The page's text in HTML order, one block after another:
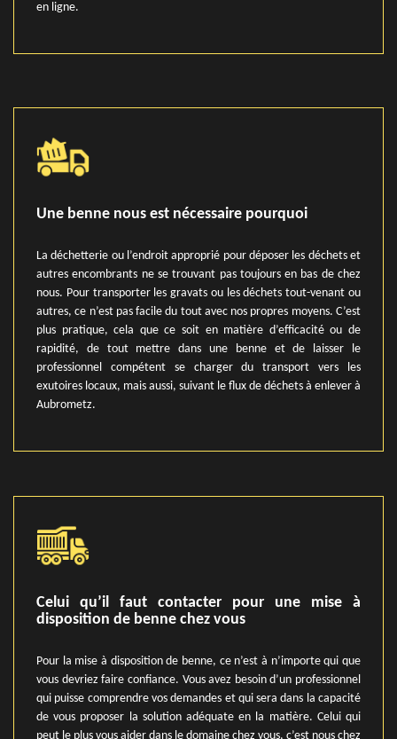
en ligne.
Une benne nous est nécessaire pourquoi
La déchetterie ou l’endroit approprié pour déposer les déchets et
autres encombrants ne se trouvant pas toujours en bas de chez
nous. Pour transporter les gravats ou les déchets tout-venant ou
autres, ce n’est pas facile du tout avec nos propres moyens. C’est
plus pratique, cela que ce soit en matière d’efficacité ou de
rapidité, de tout mettre dans une benne et de laisser le
professionnel compétent se charger du transport vers les
exutoires locaux, mais aussi, suivant le flux de déchets à enlever à
Aubrometz.
Celui qu’il faut contacter pour une mise à
disposition de benne chez vous
Pour la mise à disposition de benne, ce n’est à n’importe qui que
vous devriez faire confiance. Vous avez besoin d’un professionnel
qui puisse comprendre vos demandes et qui sera dans la capacité
de vous proposer la solution adéquate en la matière. Celui qui
peut le plus vous aider dans le domaine chez vous, c’est nous chez